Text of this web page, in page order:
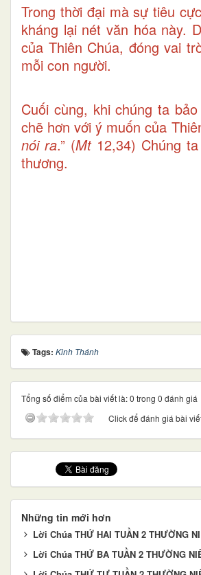
Trong thời đại mà sự tiêu
kháng lại nét văn hóa này.
của Thiên Chúa, đóng vai
mỗi con người.
Cuối cùng, khi chúng ta
chẽ hơn với ý muốn của
nói ra.” (Mt 12,34) Chúng
thương.
Tags: Kinh Thánh
Tổng số điểm của bài viết là: 0 trong 0 đánh giá
Click để đánh giá bài
Những tin mới hơn
Lời Chúa THỨ HAI TUẦN 2 THƯỜNG
Lời Chúa THỨ BA TUẦN 2 THƯỜNG